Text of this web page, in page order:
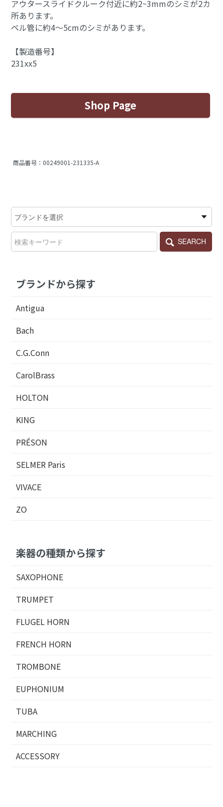
アウタースライドクルーク付近に約2~3mmのシミが2カ
所あります。
ベル管に約4～5cmのシミがあります。
【製造番号】
231xx5
Shop Page
商品番号： 00249001-231335-A
SEARCH
ブランドから探す
Antigua
Bach
C.G.Conn
CarolBrass
HOLTON
KING
PRÉSON
SELMER Paris
VIVACE
ZO
楽器の種類から探す
SAXOPHONE
TRUMPET
FLUGEL HORN
FRENCH HORN
TROMBONE
EUPHONIUM
TUBA
MARCHING
ACCESSORY